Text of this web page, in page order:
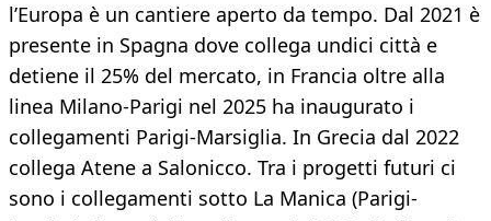
l’Europa è un cantiere aperto da tempo. Dal 2021 è
presente in Spagna dove collega undici città e
detiene il 25% del mercato, in Francia oltre alla
linea Milano-Parigi nel 2025 ha inaugurato i
collegamenti Parigi-Marsiglia. In Grecia dal 2022
collega Atene a Salonicco. Tra i progetti futuri ci
sono i collegamenti sotto La Manica (Parigi-